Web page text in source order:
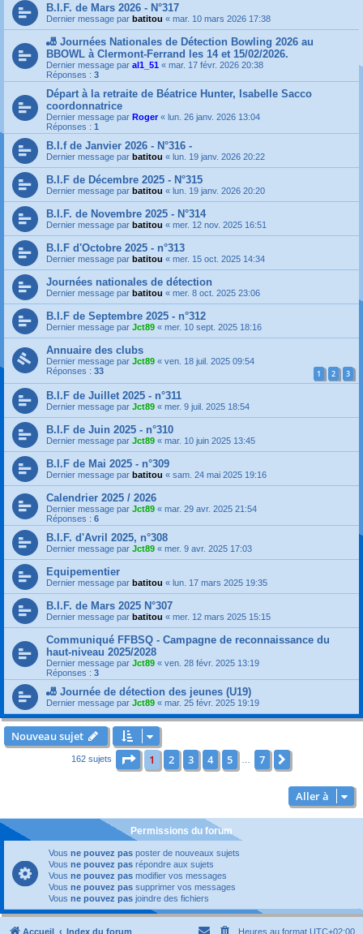
B.I.F. de Mars 2026 - N°317
Dernier message par batitou « mar. 10 mars 2026 17:38
🎳 Journées Nationales de Détection Bowling 2026 au
BBOWL à Clermont-Ferrand les 14 et 15/02/2026.
Dernier message par al1_51 « mar. 17 févr. 2026 20:38
Réponses : 3
Départ à la retraite de Béatrice Hunter, Isabelle Sacco
coordonnatrice
Dernier message par Roger « lun. 26 janv. 2026 13:04
Réponses : 1
B.I.f de Janvier 2026 - N°316 -
Dernier message par batitou « lun. 19 janv. 2026 20:22
B.I.F de Décembre 2025 - N°315
Dernier message par batitou « lun. 19 janv. 2026 20:20
B.I.F. de Novembre 2025 - N°314
Dernier message par batitou « mer. 12 nov. 2025 16:51
B.I.F d'Octobre 2025 - n°313
Dernier message par batitou « mer. 15 oct. 2025 14:34
Journées nationales de détection
Dernier message par batitou « mer. 8 oct. 2025 23:06
B.I.F de Septembre 2025 - n°312
Dernier message par Jct89 « mer. 10 sept. 2025 18:16
Annuaire des clubs
Dernier message par Jct89 « ven. 18 juil. 2025 09:54
Réponses : 33 1 2 3
B.I.F de Juillet 2025 - n°311
Dernier message par Jct89 « mer. 9 juil. 2025 18:54
B.I.F de Juin 2025 - n°310
Dernier message par Jct89 « mar. 10 juin 2025 13:45
B.I.F de Mai 2025 - n°309
Dernier message par batitou « sam. 24 mai 2025 19:16
Calendrier 2025 / 2026
Dernier message par Jct89 « mar. 29 avr. 2025 21:54
Réponses : 6
B.I.F. d'Avril 2025, n°308
Dernier message par Jct89 « mer. 9 avr. 2025 17:03
Equipementier
Dernier message par batitou « lun. 17 mars 2025 19:35
B.I.F. de Mars 2025 N°307
Dernier message par batitou « mer. 12 mars 2025 15:15
Communiqué FFBSQ - Campagne de reconnaissance du
haut-niveau 2025/2028
Dernier message par Jct89 « ven. 28 févr. 2025 13:19
Réponses : 3
🎳 Journée de détection des jeunes (U19)
Dernier message par Jct89 « mar. 25 févr. 2025 19:19
Nouveau sujet
162 sujets Page sur7
1 2 3 4 5 7
Aller à
Permissions du forum
Vous ne pouvez pas poster de nouveaux sujets
Vous ne pouvez pas répondre aux sujets
Vous ne pouvez pas modifier vos messages
Vous ne pouvez pas supprimer vos messages
Vous ne pouvez pas joindre des fichiers
Accueil Index du forum Heures au format UTC+02:00